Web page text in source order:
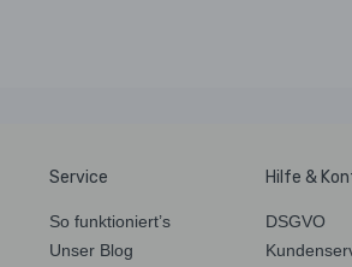
Service
So funktioniert’s
Unser Blog
Hilfe &
DSGVO